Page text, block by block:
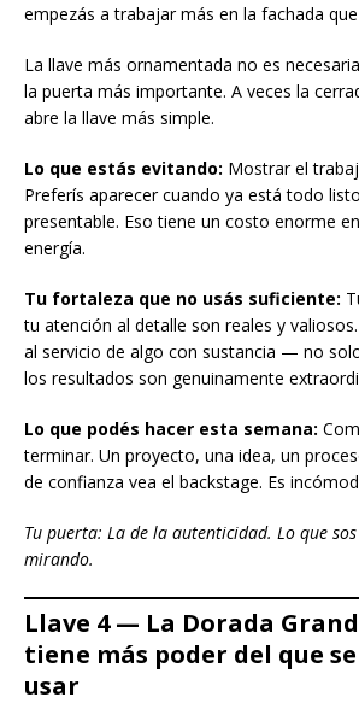
empezás a trabajar más en la fachada
La llave más ornamentada no es
la puerta más importante. A veces la
abre la llave más simple.
Lo que estás evitando: Mostrar el
Preferís aparecer cuando ya está todo
presentable. Eso tiene un costo enorme
energía.
Tu fortaleza que no usás suficiente:
tu atención al detalle son reales y
al servicio de algo con sustancia — no
los resultados son genuinamente
Lo que podés hacer esta semana:
terminar. Un proyecto, una idea, un
de confianza vea el backstage. Es
Tu puerta: La de la autenticidad. Lo que
mirando.
Llave 4 — La Dorada
tiene más poder del que
usar